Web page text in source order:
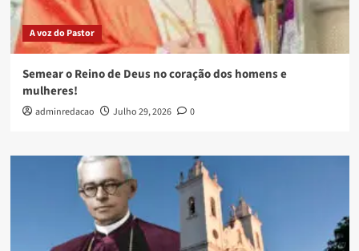
A voz do Pastor
Semear o Reino de Deus no coração dos homens e
mulheres!
adminredacao Julho 29, 2026 0